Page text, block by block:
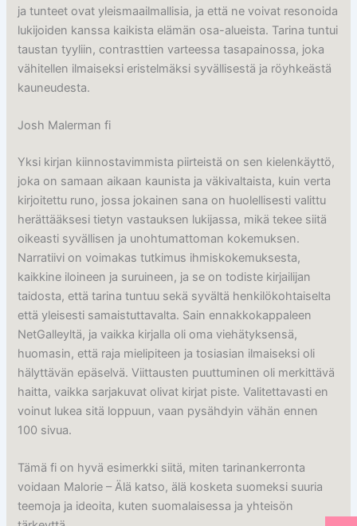
ja tunteet ovat yleismaailmallisia, ja että ne voivat resonoida
lukijoiden kanssa kaikista elämän osa-alueista. Tarina tuntui
taustan tyyliin, contrasttien varteessa tasapainossa, joka
vähitellen ilmaiseksi eristelmäksi syvällisestä ja röyhkeästä
kauneudesta.
Josh Malerman fi
Yksi kirjan kiinnostavimmista piirteistä on sen kielenkäyttö,
joka on samaan aikaan kaunista ja väkivaltaista, kuin verta
kirjoitettu runo, jossa jokainen sana on huolellisesti valittu
herättääksesi tietyn vastauksen lukijassa, mikä tekee siitä
oikeasti syvällisen ja unohtumattoman kokemuksen.
Narratiivi on voimakas tutkimus ihmiskokemuksesta,
kaikkine iloineen ja suruineen, ja se on todiste kirjailijan
taidosta, että tarina tuntuu sekä syvältä henkilökohtaiselta
että yleisesti samaistuttavalta. Sain ennakkokappaleen
NetGalleyltä, ja vaikka kirjalla oli oma viehätyksensä,
huomasin, että raja mielipiteen ja tosiasian ilmaiseksi oli
hälyttävän epäselvä. Viittausten puuttuminen oli merkittävä
haitta, vaikka sarjakuvat olivat kirjat piste. Valitettavasti en
voinut lukea sitä loppuun, vaan pysähdyin vähän ennen
100 sivua.
Tämä fi on hyvä esimerkki siitä, miten tarinankerronta
voidaan Malorie – Älä katso, älä kosketa suomeksi suuria
teemoja ja ideoita, kuten suomalaisessa ja yhteisön